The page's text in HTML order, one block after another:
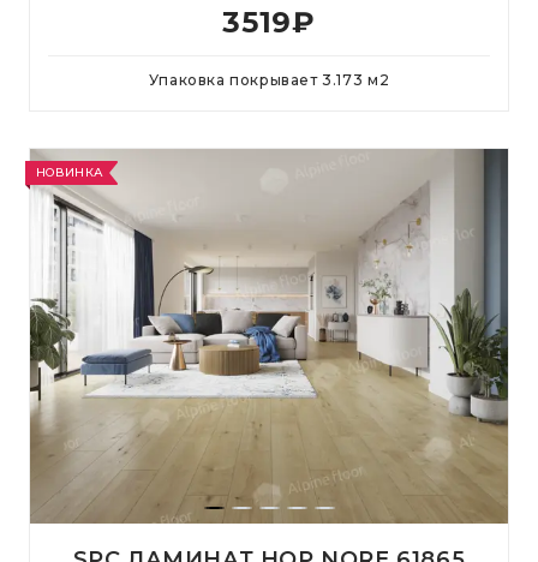
3519₽
Упаковка покрывает3.173 м 2
НОВИНКА